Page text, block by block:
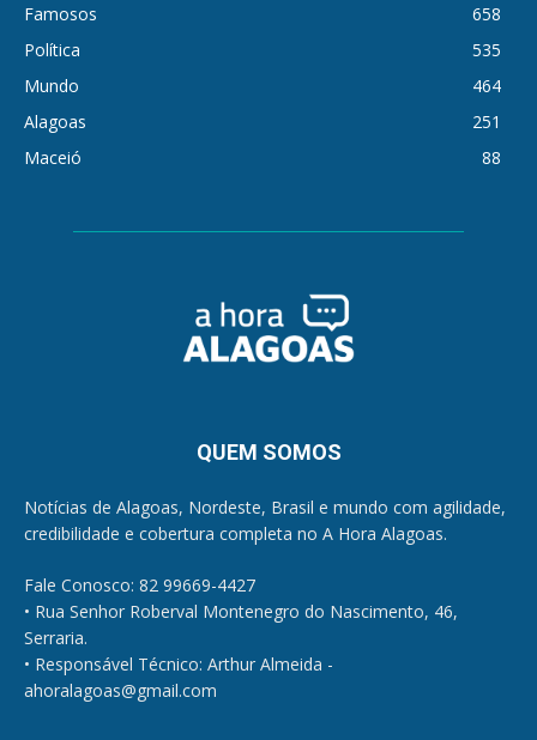
Famosos
658
Política
535
Mundo
464
Alagoas
251
Maceió
88
QUEM SOMOS
Notícias de Alagoas, Nordeste, Brasil e mundo com agilidade,
credibilidade e cobertura completa no A Hora Alagoas.
Fale Conosco: 82 99669-4427
• Rua Senhor Roberval Montenegro do Nascimento, 46,
Serraria.
• Responsável Técnico: Arthur Almeida -
ahoralagoas@gmail.com